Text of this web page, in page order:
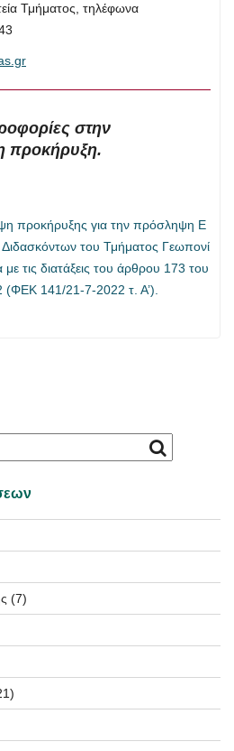
Τμήματος, τηλέφωνα
στην
προκήρυξη.
προκήρυξης για την πρόσληψη Ε
Διδασκόντων του Τμήματος Γεωπονί
τις διατάξεις του άρθρου 173 του
(ΦΕΚ 141/21-7-2022 τ. Α’).
(7)